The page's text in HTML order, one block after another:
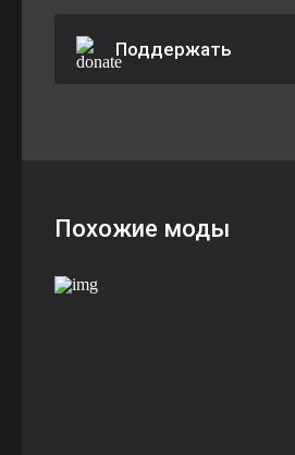
Поддержать
Похожие моды